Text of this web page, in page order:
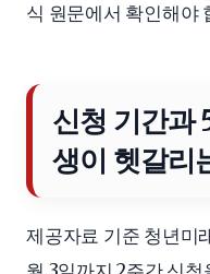
식 원문에서 확인해야
신청 기간과
생이 헷갈리
제공자료 기준 청년미